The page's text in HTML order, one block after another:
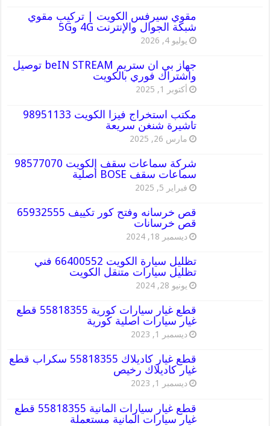
مقوي سيرفس الكويت | تركيب مقوي
شبكة الجوال والإنترنت 4G و5G
يوليو 4, 2026
جهاز بي ان ستريم beIN STREAM توصيل
واشتراك فوري بالكويت
أكتوبر 1, 2025
مكتب استخراج فيزا الكويت 98951133
تاشيرة شنغن سريعة
مارس 26, 2025
شركة سماعات سقف الكويت 98577070
سماعات سقف BOSE أصلية
فبراير 5, 2025
قص خرسانه وفتح كور تكييف 65932555
قص خرسانات
ديسمبر 18, 2024
تظليل سيارة الكويت 66400552 فني
تظليل سيارات متنقل الكويت
يونيو 28, 2024
قطع غيار سيارات كورية 55818355 قطع
غيار سيارات اصلية كورية
ديسمبر 1, 2023
قطع غيار كاديلاك 55818355 سكراب قطع
غيار كاديلاك رخيص
ديسمبر 1, 2023
قطع غيار سيارات المانية 55818355 قطع
غيار سيارات المانية مستعملة